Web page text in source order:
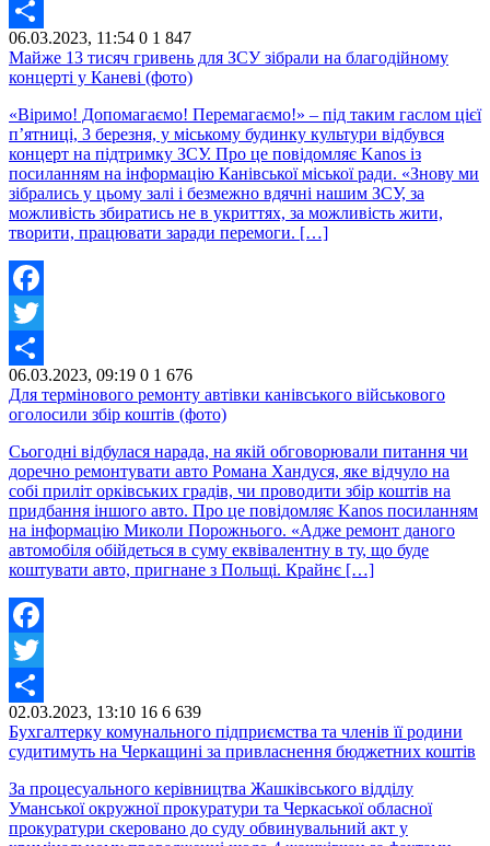
Twitter
Share
06.03.2023, 11:54 0 1 847
Майже 13 тисяч гривень для ЗСУ зібрали на благодійному
концерті у Каневі (фото)
«Віримо! Допомагаємо! Перемагаємо!» – під таким гаслом цієї
п’ятниці, 3 березня, у міському будинку культури відбувся
концерт на підтримку ЗСУ. Про це повідомляє Kanos із
посиланням на інформацію Канівської міської ради. «Знову ми
зібрались у цьому залі і безмежно вдячні нашим ЗСУ, за
можливість збиратись не в укриттях, за можливість жити,
творити, працювати заради перемоги. […]
Facebook
Twitter
Share
06.03.2023, 09:19 0 1 676
Для термінового ремонту автівки канівського військового
оголосили збір коштів (фото)
Сьогодні відбулася нарада, на якій обговорювали питання чи
доречно ремонтувати авто Романа Хандуся, яке відчуло на
собі приліт орківських градів, чи проводити збір коштів на
придбання іншого авто. Про це повідомляє Kanos посиланням
на інформацію Миколи Порожнього. «Адже ремонт даного
автомобіля обійдеться в суму еквівалентну в ту, що буде
коштувати авто, пригнане з Польщі. Крайнє […]
Facebook
Twitter
Share
02.03.2023, 13:10 16 6 639
Бухгалтерку комунального підприємства та членів її родини
судитимуть на Черкащині за привласнення бюджетних коштів
За процесуального керівництва Жашківського відділу
Уманської окружної прокуратури та Черкаської обласної
прокуратури скеровано до суду обвинувальний акт у